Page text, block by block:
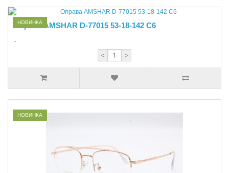
НОВИНКА
Оправа AMSHAR D-77015 53-18-142 C6
..
< >
НОВИНКА